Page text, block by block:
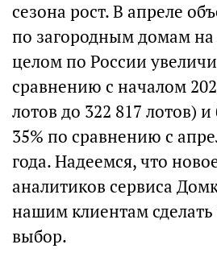
сезона рост. В апреле
по загородным домам
целом по России
сравнению с началом
лотов до 322 817 лотов)
35% по сравнению с
года. Надеемся, что
аналитиков сервиса
нашим клиентам
выбор.